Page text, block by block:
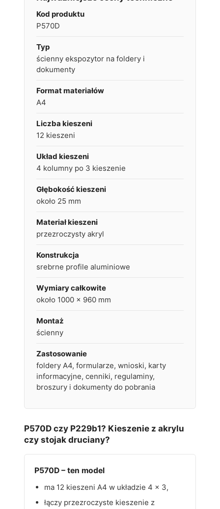
Kod produktu
P570D
Typ
ścienny ekspozytor na foldery i
dokumenty
Format materiałów
A4
Liczba kieszeni
12 kieszeni
Układ kieszeni
4 kolumny po 3 kieszenie
Głębokość kieszeni
około 25 mm
Materiał kieszeni
przezroczysty akryl
Konstrukcja
srebrne profile aluminiowe
Wymiary całkowite
około 1000 x 960 mm
Montaż
ścienny
Zastosowanie
foldery A4, formularze, wnioski, karty
informacyjne, cenniki, regulaminy,
broszury i dokumenty do pobrania
P570D czy P229b1? Kieszenie z akrylu
czy stojak druciany?
P570D – ten model
ma 12 kieszeni A4 w układzie 4 x 3,
łączy przezroczyste kieszenie z